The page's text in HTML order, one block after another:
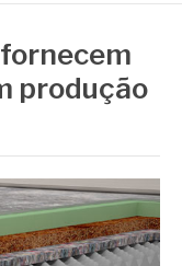
produção